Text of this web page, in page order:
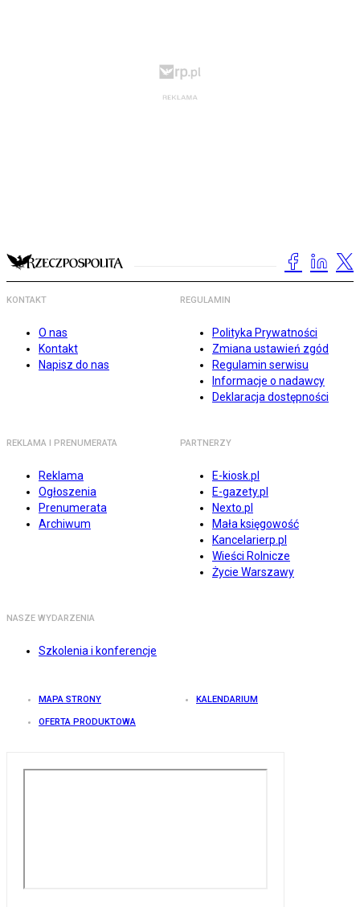
KONTAKT
O nas
Kontakt
Napisz do nas
REGULAMIN
Polityka Prywatności
Zmiana ustawień zgód
Regulamin serwisu
Informacje o nadawcy
Deklaracja dostępności
REKLAMA I PRENUMERATA
Reklama
Ogłoszenia
Prenumerata
Archiwum
PARTNERZY
E-kiosk.pl
E-gazety.pl
Nexto.pl
Mała księgowość
Kancelarierp.pl
Wieści Rolnicze
Życie Warszawy
NASZE WYDARZENIA
Szkolenia i konferencje
MAPA STRONY KALENDARIUM
OFERTA PRODUKTOWA